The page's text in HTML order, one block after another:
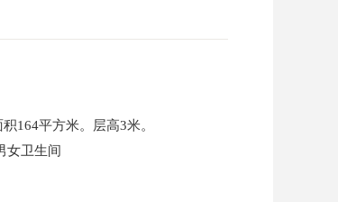
164平方米。层高3米。
女卫生间